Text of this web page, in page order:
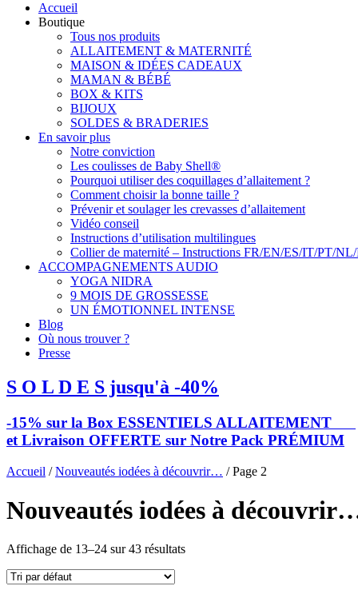
Accueil
Boutique
Tous nos produits
ALLAITEMENT & MATERNITÉ
MAISON & IDÉES CADEAUX
MAMAN & BÉBÉ
BOX & KITS
BIJOUX
SOLDES & BRADERIES
En savoir plus
Notre conviction
Les coulisses de Baby Shell®
Pourquoi utiliser des coquillages d’allaitement ?
Comment choisir la bonne taille ?
Prévenir et soulager les crevasses d’allaitement
Vidéo conseil
Instructions d’utilisation multilingues
Collier de maternité – Instructions FR/EN/ES/IT/PT/
ACCOMPAGNEMENTS AUDIO
YOGA NIDRA
9 MOIS DE GROSSESSE
UN ÉMOTIONNEL INTENSE
Blog
Où nous trouver ?
Presse
S O L D E S jusqu'à -40%
-15% sur la Box ESSENTIELS ALLAITEMENT
et Livraison OFFERTE sur Notre Pack PRÉMIUM
Accueil /Nouveautés iodées à découvrir… / Page 2
Nouveautés iodées à
Affichage de 13–24 sur 43 résultats